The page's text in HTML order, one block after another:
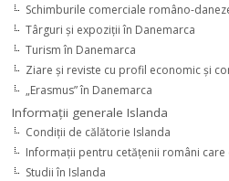
Schimburile comerciale româno-
Târguri şi expoziţii în Danemarca
Turism în Danemarca
Ziare şi reviste cu profil economic şi
„Erasmus” în Danemarca
Informaţii generale Islanda
Condiţii de călătorie Islanda
Informaţii pentru cetăţenii români care
Studii în Islanda